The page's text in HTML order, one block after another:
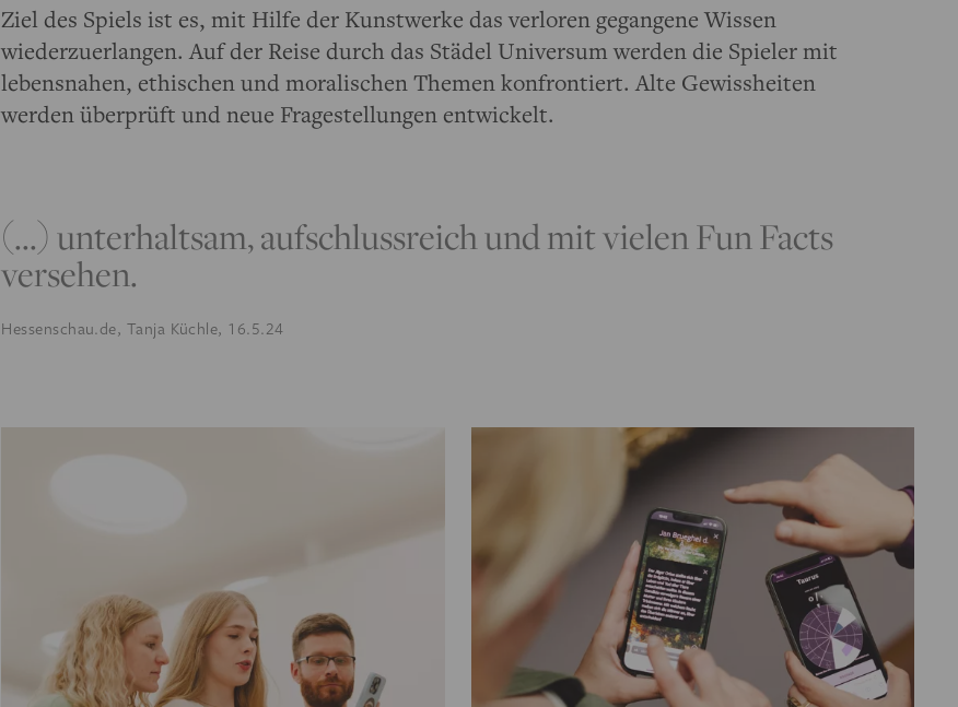
Ziel des Spiels ist es, mit Hilfe der Kunstwerke das verloren gegangene Wissen
wiederzuerlangen. Auf der Reise durch das Städel Universum werden die Spieler mit
lebensnahen, ethischen und moralischen Themen konfrontiert. Alte Gewissheiten
werden überprüft und neue Fragestellungen entwickelt.
(...) unterhaltsam, aufschlussreich und mit vielen Fun Facts
versehen.
Hessenschau.de, Tanja Küchle, 16.5.24